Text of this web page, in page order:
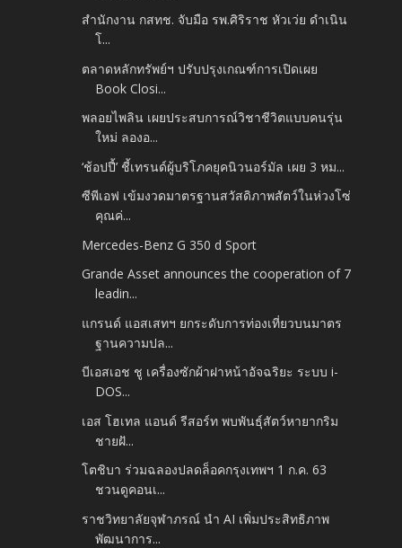
สํานักงาน กสทช. จับมือ รพ.ศิริราช หัวเว่ย ดําเนิน
โ...
ตลาดหลักทรัพย์ฯ ปรับปรุงเกณฑ์การเปิดเผย
Book Closi...
พลอยไพลิน เผยประสบการณ์วิชาชีวิตแบบคนรุ่น
ใหม่ ลองอ...
‘ช้อปปี้’ ชี้เทรนด์ผู้บริโภคยุคนิวนอร์มัล เผย 3 หม...
ซีพีเอฟ เข้มงวดมาตรฐานสวัสดิภาพสัตว์ในห่วงโซ่
คุณค่...
Mercedes-Benz G 350 d Sport
Grande Asset announces the cooperation of 7
leadin...
แกรนด์ แอสเสทฯ ยกระดับการท่องเที่ยวบนมาตร
ฐานความปล...
บีเอสเอช ชู เครื่องซักผ้าฝาหน้าอัจฉริยะ ระบบ i-
DOS...
เอส โฮเทล แอนด์ รีสอร์ท พบพันธุ์สัตว์หายากริม
ชายฝั...
โตชิบา ร่วมฉลองปลดล็อคกรุงเทพฯ 1 ก.ค. 63
ชวนดูคอนเ...
ราชวิทยาลัยจุฬาภรณ์ นำ AI เพิ่มประสิทธิภาพ
พัฒนาการ...